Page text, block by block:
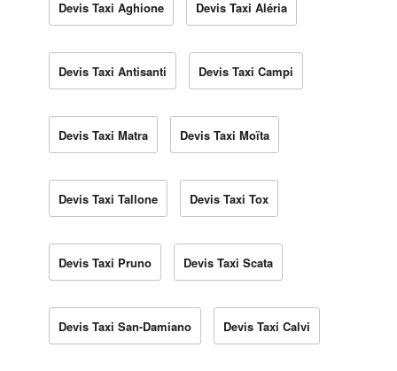
Devis Taxi Aghione Devis Taxi Aléria
Devis Taxi Antisanti Devis Taxi Campi
Devis Taxi Matra Devis Taxi Moïta
Devis Taxi Tallone Devis Taxi Tox
Devis Taxi Pruno Devis Taxi Scata
Devis Taxi San-Damiano Devis Taxi Calvi